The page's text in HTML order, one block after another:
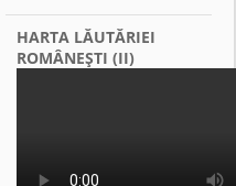
HARTA LĂUTĂRIEI
ROMÂNEŞTI (II)